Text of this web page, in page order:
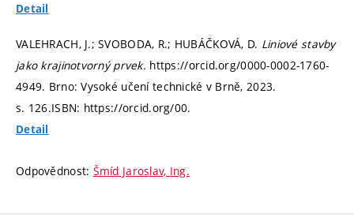
Detail
VALEHRACH, J.; SVOBODA, R.; HUBÁČKOVÁ, D. Liniové stavby
jako krajinotvorný prvek. https://orcid.org/0000-0002-1760-
4949. Brno: Vysoké učení technické v Brně, 2023.
s. 126.ISBN: https://orcid.org/00.
Detail
Odpovědnost: Šmíd Jaroslav, Ing.